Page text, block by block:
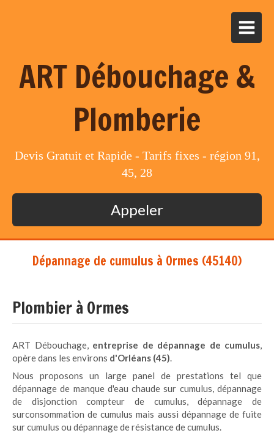
ART Débouchage &
Plomberie
Devis Gratuit et Rapide - Tarifs fixes - région 91,
45, 28
Appeler
Dépannage de cumulus à Ormes (45140)
Plombier à Ormes
ART Débouchage, entreprise de dépannage de cumulus,
opère dans les environs d'Orléans (45).
Nous proposons un large panel de prestations tel que
dépannage de manque d'eau chaude sur cumulus, dépannage
de disjonction compteur de cumulus, dépannage de
surconsommation de cumulus mais aussi dépannage de fuite
sur cumulus ou dépannage de résistance de cumulus.